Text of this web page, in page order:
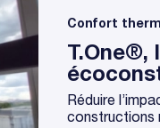
Confort
T.One®,
Réduire
constructions